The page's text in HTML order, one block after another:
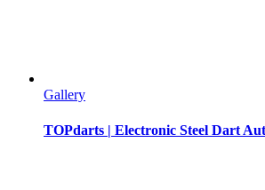
Gallery
TOPdarts | Electronic Steel Dart